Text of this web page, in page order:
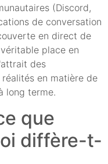
(Discord,
de conversation
en direct de
place en
des
en matière de
long terme.
que
diffère-t-